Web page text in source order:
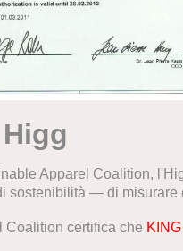
Apparel Coalition,
sostenibilità — di
Coalition certifica che